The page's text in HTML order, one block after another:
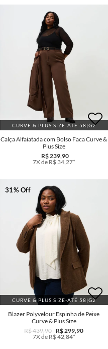
CURVE & PLUS SIZE-ATÉ 58|G2
Calça Alfaiatada com Bolso Faca Curve &
Plus Size
R$ 239,90
7X de R$ 34,27*
CURVE & PLUS SIZE-ATÉ 58|G2
31% Off
Blazer Polyvelour Espinha de Peixe
Curve & Plus Size
R$ 439,90 R$ 299,90
7X de R$ 42,84*